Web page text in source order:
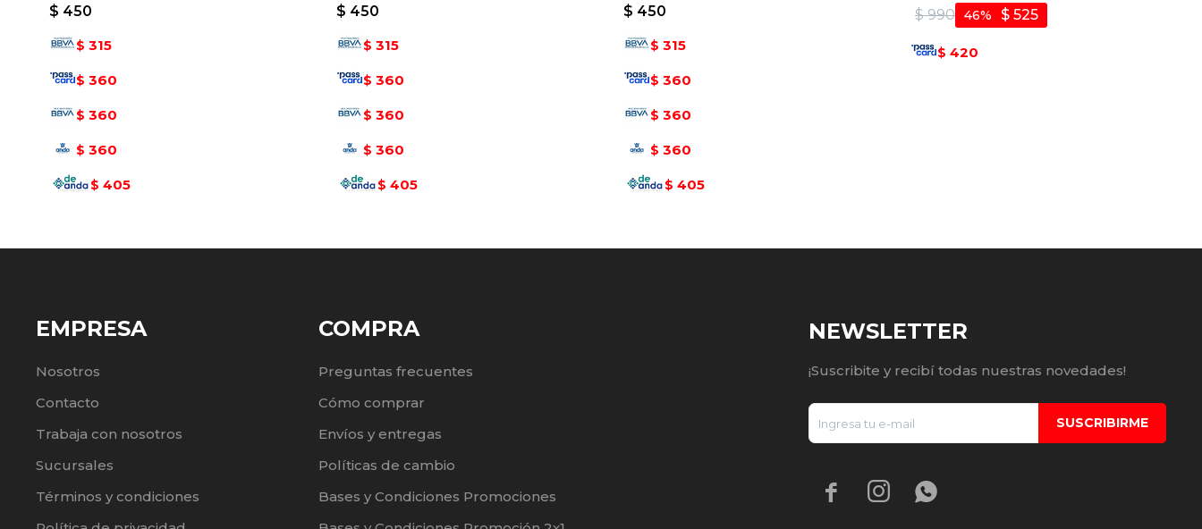
$ 450
$ 315
$ 360
$ 360
$ 360
$ 405
$ 450
$ 315
$ 360
$ 360
$ 360
$ 405
$ 450
$ 315
$ 360
$ 360
$ 360
$ 405
$ 990 $ 525
46
$ 420
EMPRESA
Nosotros
Contacto
Trabaja con nosotros
Sucursales
Términos y condiciones
COMPRA
Preguntas frecuentes
Cómo comprar
Envíos y entregas
Políticas de cambio
Bases y Condiciones Promociones
NEWSLETTER
¡Suscribite y recibí todas nuestras novedades!
SUSCRIBIRME
  